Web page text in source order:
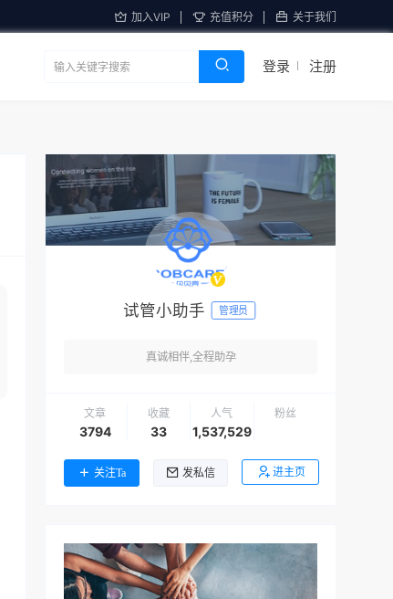
加入VIP 充值积分 关于我们
登录 注册
试管小助手 管理员
真诚相伴,全程助孕
文章
3794
收藏
33
人气
1,537,529
粉丝
关注Ta 发私信 进主页